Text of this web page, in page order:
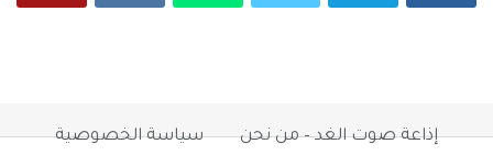
إذاعة صوت الغد – من نحن سياسة الخصوصية